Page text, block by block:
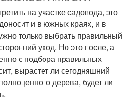
Соседи по грядке
Соседи по грядкам
на участке садовода, это
и в южных краях, и в
только выбрать правильный
уход. Но это после, а
с подбора правильных
вырастет ли сегодняшний
дерева, будет ли